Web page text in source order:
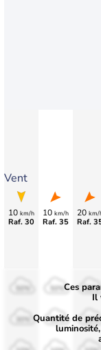
Vent
10 km/h
Raf. 30
10 km/h
Raf. 35
20 km/
Raf.
50%
30%
50%
30%
Ces
Il
Quantité de